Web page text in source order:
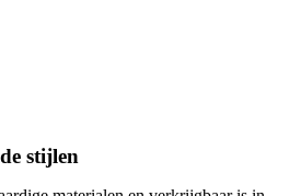
stijlen